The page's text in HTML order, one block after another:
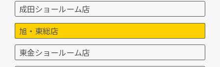
成田ショールーム店
旭・東総店
東金ショールーム店